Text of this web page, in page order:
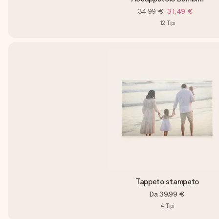
34,99 € 31,49 €
12 Tipi
Tappeto stampato
Da 39,99 €
4 Tipi